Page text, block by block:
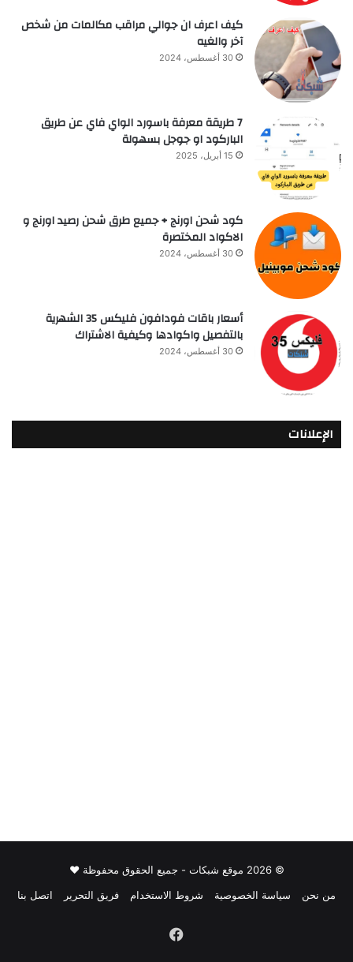
كيف اعرف ان جوالي مراقب مكالمات من شخص
آخر والغيه
30 أغسطس، 2024
7 طريقة معرفة باسورد الواي فاي عن طريق
الباركود او جوجل بسهولة
15 أبريل، 2025
كود شحن اورنج + جميع طرق شحن رصيد اورنج و
الاكواد المختصرة
30 أغسطس، 2024
أسعار باقات فودافون فلیکس 35 الشهرية
بالتفصيل واكوادها وكيفية الاشتراك
30 أغسطس، 2024
الإعلانات
© 2026 موقع شبكات - جميع الحقوق محفوظة ♥
من نحن
سياسة الخصوصية شروط الاستخدام فريق التحرير اتصل بنا
فيسبوك